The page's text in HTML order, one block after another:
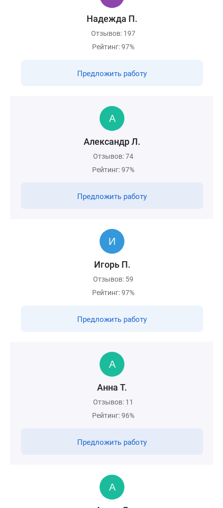
Надежда П.
Отзывов: 197
Рейтинг: 97%
Предложить работу
Александр Л.
Отзывов: 74
Рейтинг: 97%
Предложить работу
Игорь П.
Отзывов: 59
Рейтинг: 97%
Предложить работу
Анна Т.
Отзывов: 11
Рейтинг: 96%
Предложить работу